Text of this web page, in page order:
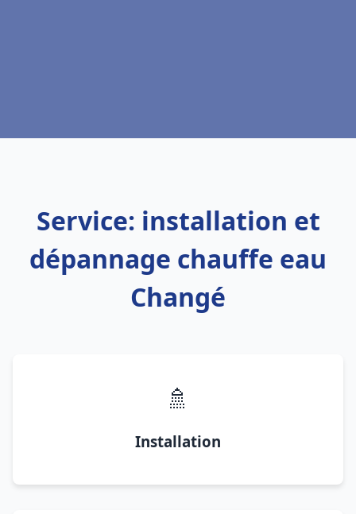
Service: installation et
dépannage chauffe eau
Changé
🚿
Installation